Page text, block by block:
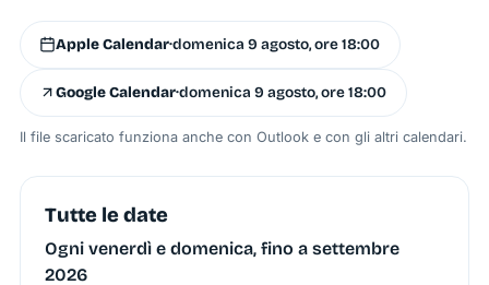
Apple Calendar·domenica 9 agosto, ore 18:00
Google Calendar·domenica 9 agosto, ore 18:00
Il file scaricato funziona anche con Outlook e con gli altri calendari.
Tutte le date
Ogni venerdì e domenica, fino a settembre
2026